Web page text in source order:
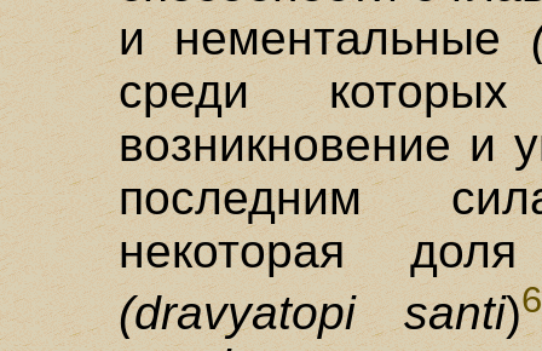
и нементальные
среди
возникновение и
последним
некоторая доля
(dravyatopi santi)